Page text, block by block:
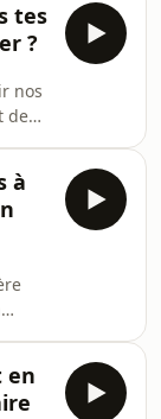
par
tes
?
nos
de
à
en